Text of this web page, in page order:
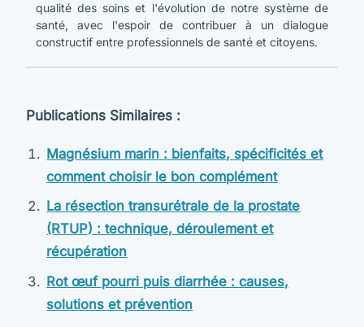
qualité des soins et l'évolution de notre système de
santé, avec l'espoir de contribuer à un dialogue
constructif entre professionnels de santé et citoyens.
Publications Similaires :
Magnésium marin : bienfaits, spécificités et
comment choisir le bon complément
La résection transurétrale de la prostate
(RTUP) : technique, déroulement et
récupération
Rot œuf pourri puis diarrhée : causes,
solutions et prévention